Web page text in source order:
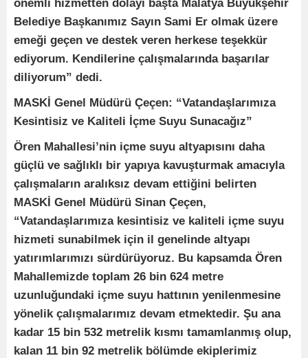
önemli hizmetten dolayı başta Malatya Büyükşehir
Belediye Başkanımız Sayın Sami Er olmak üzere
emeği geçen ve destek veren herkese teşekkür
ediyorum. Kendilerine çalışmalarında başarılar
diliyorum” dedi.
MASKİ Genel Müdürü Çeçen: “Vatandaşlarımıza
Kesintisiz ve Kaliteli İçme Suyu Sunacağız”
Ören Mahallesi’nin içme suyu altyapısını daha
güçlü ve sağlıklı bir yapıya kavuşturmak amacıyla
çalışmaların aralıksız devam ettiğini belirten
MASKİ Genel Müdürü Sinan Çeçen,
“Vatandaşlarımıza kesintisiz ve kaliteli içme suyu
hizmeti sunabilmek için il genelinde altyapı
yatırımlarımızı sürdürüyoruz. Bu kapsamda Ören
Mahallemizde toplam 26 bin 624 metre
uzunluğundaki içme suyu hattının yenilenmesine
yönelik çalışmalarımız devam etmektedir. Şu ana
kadar 15 bin 532 metrelik kısmı tamamlanmış olup,
kalan 11 bin 92 metrelik bölümde ekiplerimiz